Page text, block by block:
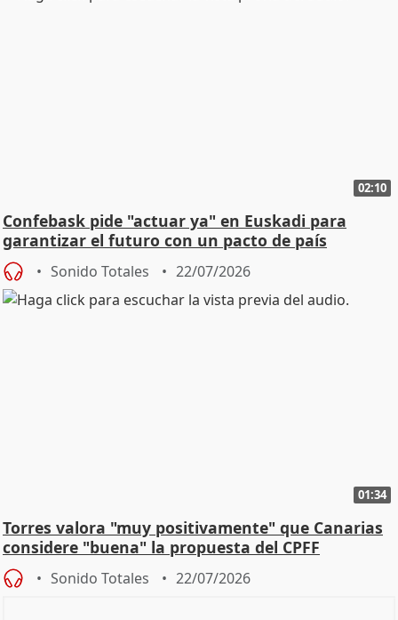
02:10
Confebask pide "actuar ya" en Euskadi para
garantizar el futuro con un pacto de país
Sonido Totales 22/07/2026
01:34
Torres valora "muy positivamente" que Canarias
considere "buena" la propuesta del CPFF
Sonido Totales 22/07/2026